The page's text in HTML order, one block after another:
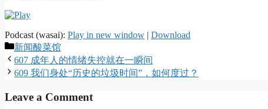
Podcast (wasai): Play in new window
Download
Categories
新闻酸菜馆
607 成年人的情绪失控就在一瞬间
609 我们身处“历史的垃圾时间”，如何度过？
Leave a Comment